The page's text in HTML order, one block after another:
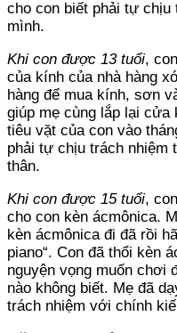
cho con biết phải tự
mình.
Khi con được 13 tuổi,
của kính của nhà hàng
hàng để mua kính, sơn
giúp mẹ cùng lắp lại
tiêu vặt của con vào
phải tự chịu trách nhiệm
thân.
Khi con được 15 tuổi,
cho con kèn ácmônica.
kèn ácmônica đi đã rồi
piano“. Con đã thổi kèn
nguyện vọng muốn chơi
nào không biết. Mẹ đã
trách nhiệm với chính